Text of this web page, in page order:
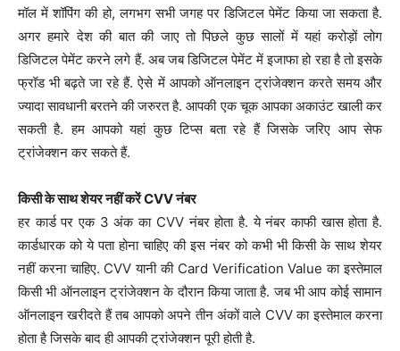
मॉल में शॉपिंग की हो, लगभग सभी जगह पर डिजिटल पेमेंट किया जा सकता है.
अगर हमारे देश की बात की जाए तो पिछले कुछ सालों में यहां करोड़ों लोग
डिजिटल पेमेंट करने लगे हैं. अब जब डिजिटल पेमेंट में इजाफा हो रहा है तो इसके
फ्रॉड भी बढ़ते जा रहे हैं. ऐसे में आपको ऑनलाइन ट्रांजेक्शन करते समय और
ज्यादा सावधानी बरतने की जरुरत है. आपकी एक चूक आपका अकाउंट खाली कर
सकती है. हम आपको यहां कुछ टिप्स बता रहे हैं जिसके जरिए आप सेफ
ट्रांजेक्शन कर सकते हैं.
किसी के साथ शेयर नहीं करें CVV नंबर
हर कार्ड पर एक 3 अंक का CVV नंबर होता है. ये नंबर काफी खास होता है.
कार्डधारक को ये पता होना चाहिए की इस नंबर को कभी भी किसी के साथ शेयर
नहीं करना चाहिए. CVV यानी की Card Verification Value का इस्तेमाल
किसी भी ऑनलाइन ट्रांजेक्शन के दौरान किया जाता है. जब भी आप कोई सामान
ऑनलाइन खरीदते हैं तब आपको अपने तीन अंकों वाले CVV का इस्तेमाल करना
होता है जिसके बाद ही आपकी ट्रांजेक्शन पूरी होती है.